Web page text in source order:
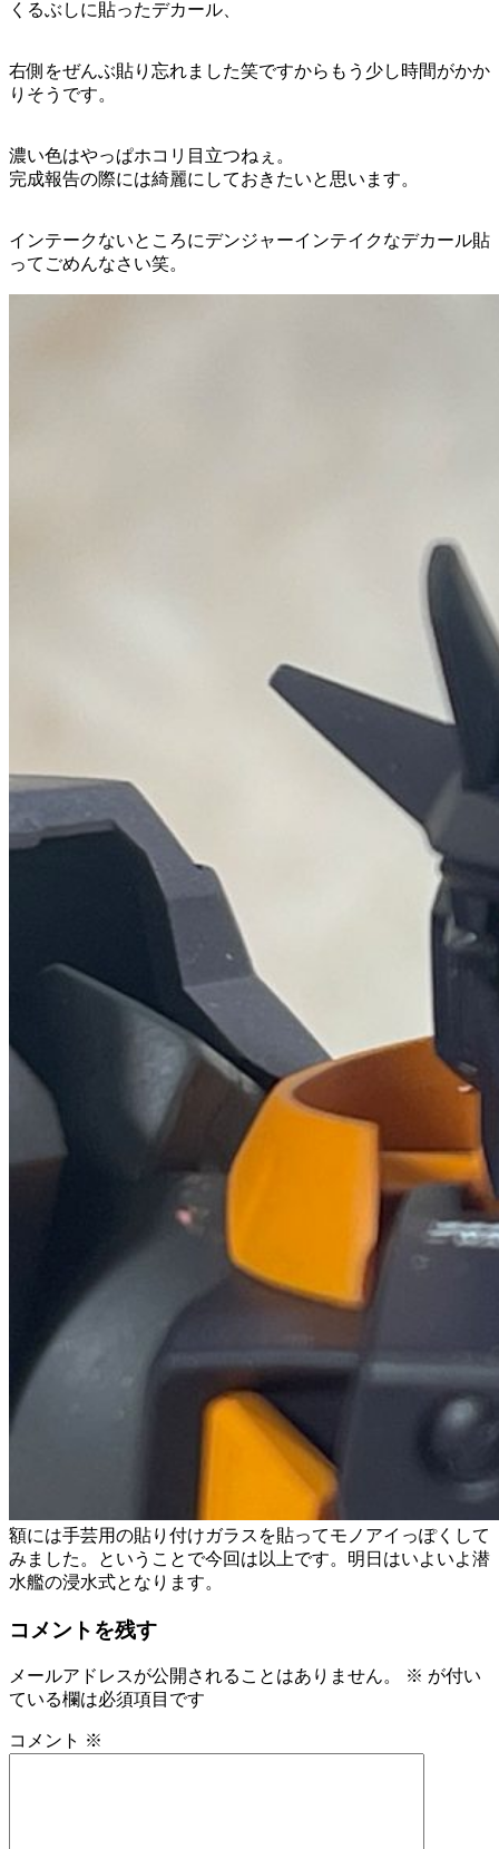
くるぶしに貼ったデカール、
右側をぜんぶ貼り忘れました笑ですからもう少し時間がかか
りそうです。
濃い色はやっぱホコリ目立つねぇ。
完成報告の際には綺麗にしておきたいと思います。
インテークないところにデンジャーインテイクなデカール貼
ってごめんなさい笑。
額には手芸用の貼り付けガラスを貼ってモノアイっぽくして
みました。ということで今回は以上です。明日はいよいよ潜
水艦の浸水式となります。
コメントを残す
メールアドレスが公開されることはありません。 ※ が付い
ている欄は必須項目です
コメント ※